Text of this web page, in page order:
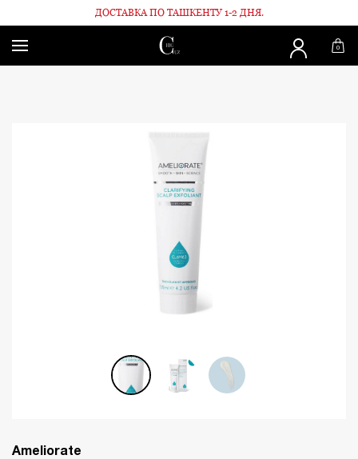
ДОСТАВКА ПО ТАШКЕНТУ 1-2 ДНЯ.
0
Для волос Пилинг для кожи головы
Ameliorate